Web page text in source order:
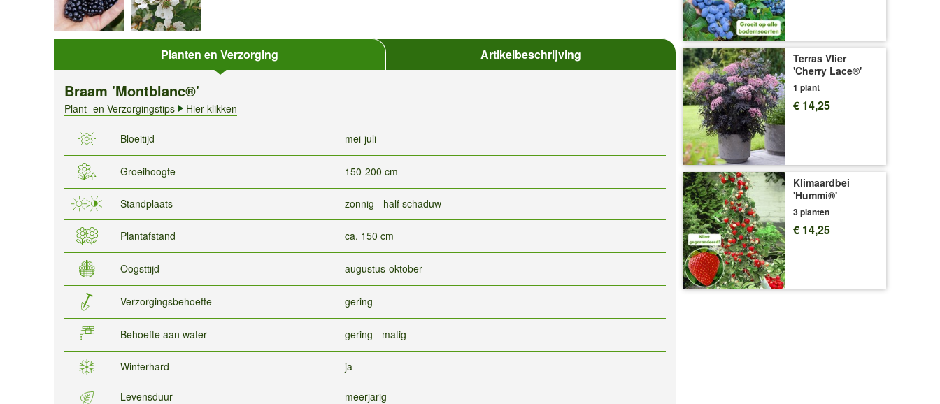
Planten en Verzorging Artikelbeschrijving
Braam 'Montblanc®'
Plant- en Verzorgingstips Hier klikken
Bloeitijd mei-juli
Groeihoogte 150-200 cm
Standplaats zonnig - half schaduw
Plantafstand ca. 150 cm
Oogsttijd augustus-oktober
Verzorgingsbehoefte gering
Behoefte aan water gering - matig
Winterhard ja
Levensduur meerjarig
Terras Vlier
'Cherry Lace®'
1 plant
€ 14,25
Klimaardbei
'Hummi®'
3 planten
€ 14,25